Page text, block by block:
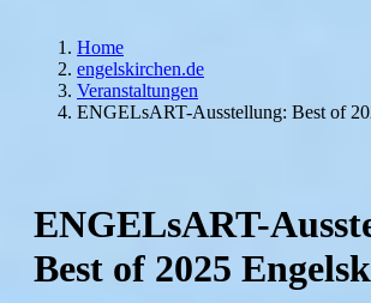
Home
engelskirchen.de
Veranstaltungen
ENGELsART-Ausstellung: Best of
ENGELsART-
Best of 2025